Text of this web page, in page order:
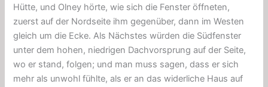
Hütte, und Olney hörte, wie sich die Fenster öffneten,
zuerst auf der Nordseite ihm gegenüber, dann im Westen
gleich um die Ecke. Als Nächstes würden die Südfenster
unter dem hohen, niedrigen Dachvorsprung auf der Seite,
wo er stand, folgen; und man muss sagen, dass er sich
mehr als unwohl fühlte, als er an das widerliche Haus auf